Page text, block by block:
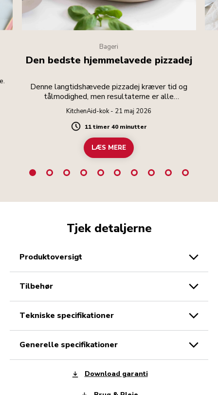
Bageri
Den bedste hjemmelavede pizzadej
Denne langtidshævede pizzadej kræver tid og
tålmodighed, men resultaterne er alle
anstrengelserne værd.
KitchenAid-kok - 21 maj 2026
Duration
11 timer 40 minutter
LÆS MERE
Tjek detaljerne
produktoversigt
tilbehør
tekniske specifikationer
generelle specifikationer
Download garanti